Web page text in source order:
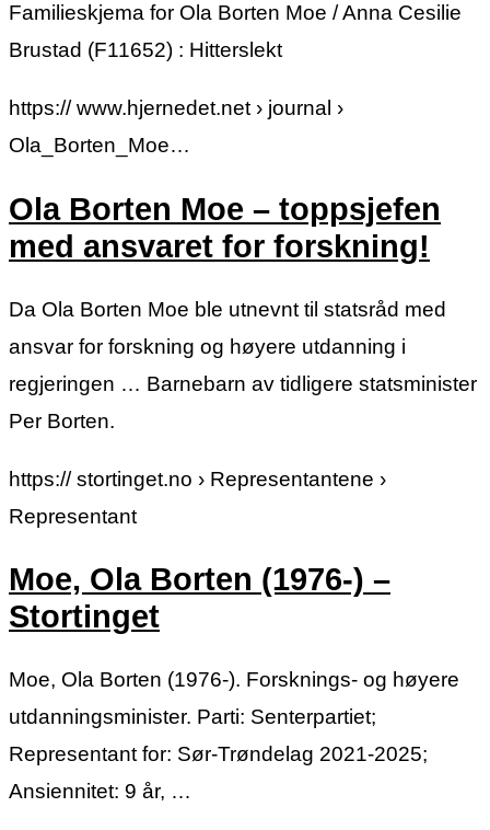
Familieskjema for Ola Borten Moe / Anna Cesilie
Brustad (F11652) : Hitterslekt
https:// www.hjernedet.net › journal ›
Ola_Borten_Moe…
Ola Borten Moe – toppsjefen
med ansvaret for forskning!
Da Ola Borten Moe ble utnevnt til statsråd med
ansvar for forskning og høyere utdanning i
regjeringen … Barnebarn av tidligere statsminister
Per Borten.
https:// stortinget.no › Representantene ›
Representant
Moe, Ola Borten (1976-) –
Stortinget
Moe, Ola Borten (1976-). Forsknings- og høyere
utdanningsminister. Parti: Senterpartiet;
Representant for: Sør-Trøndelag 2021-2025;
Ansiennitet: 9 år, …